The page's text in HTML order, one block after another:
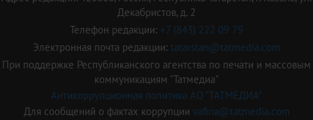
Декабристов, д. 2
Телефон редакции: +7 (843) 222 09 79
Электронная почта редакции: tatarstan@tatmedia.com
При поддержке Республиканского агентства по печати и массовым
коммуникациям "Татмедиа"
Антикоррупционная политика АО "ТАТМЕДИА"
Для сообщений о фактах коррупции vafina@tatmedia.com